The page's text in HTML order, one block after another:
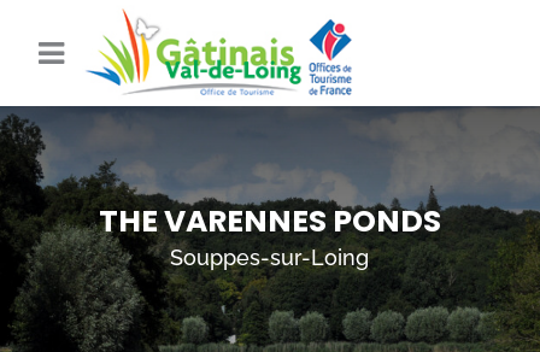
THE VARENNES PONDS
Souppes-sur-Loing